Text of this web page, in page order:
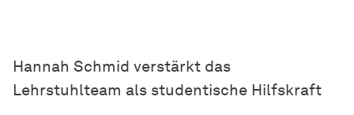
Hannah Schmid verstärkt das
Lehrstuhlteam als studentische Hilfskraft